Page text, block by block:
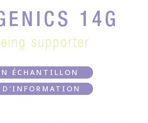
14G
supporter
ÉCHANTILLON
D'INFORMATION